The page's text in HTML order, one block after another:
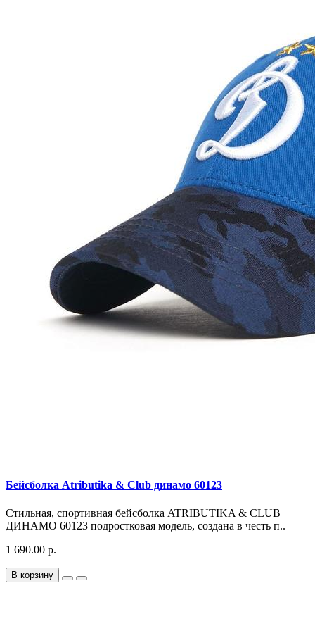
Бейсболка Atributika & Club динамо 60123
Стильная, спортивная бейсболка ATRIBUTIKA & CLUB
ДИНАМО 60123 подростковая модель, создана в честь п..
1 690.00 р.
В корзину